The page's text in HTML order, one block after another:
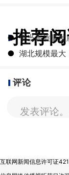
推荐
●
● 湖北规模最大
评论
发表评论。
互联网新闻信息许可证